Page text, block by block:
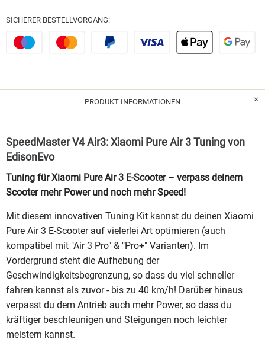
SICHERER BESTELLVORGANG:
PRODUKT INFORMATIONEN
SpeedMaster V4 Air3: Xiaomi Pure Air 3 Tuning von
EdisonEvo
Tuning für Xiaomi Pure Air 3 E-Scooter – verpass deinem
Scooter mehr Power und noch mehr Speed!
Mit diesem innovativen Tuning Kit kannst du deinen Xiaomi
Pure Air 3 E-Scooter auf vielerlei Art optimieren (auch
kompatibel mit "Air 3 Pro" & "Pro+" Varianten). Im
Vordergrund steht die Aufhebung der
Geschwindigkeitsbegrenzung, so dass du viel schneller
fahren kannst als zuvor - bis zu 40 km/h! Darüber hinaus
verpasst du dem Antrieb auch mehr Power, so dass du
kräftiger beschleunigen und Steigungen noch leichter
meistern kannst.